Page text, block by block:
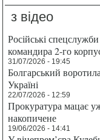
з відео
Російські
командира 2-го
31/07/2026 - 19:45
Болгарський
Україні
22/07/2026 - 12:59
Прокуратура мацає
накопичене
19/06/2026 - 14:41